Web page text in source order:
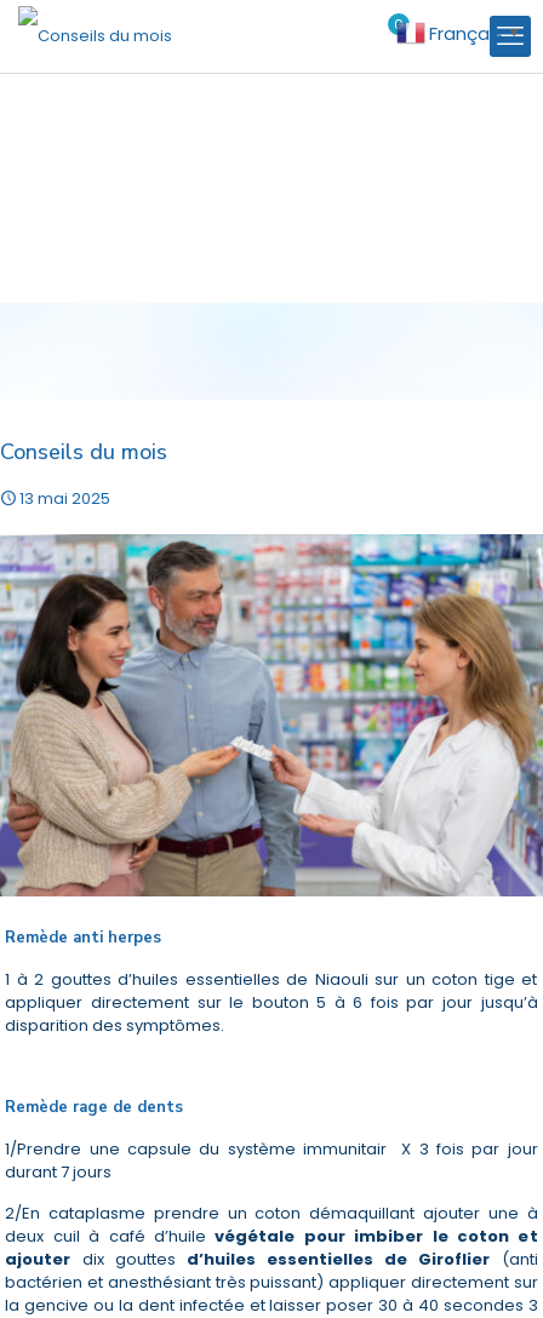
0 €0.00
Conseils du mois
13 mai 2025
Remède anti herpes
1 à 2 gouttes d’huiles essentielles de Niaouli sur un coton tige et
appliquer directement sur le bouton 5 à 6 fois par jour jusqu’à
disparition des symptômes.
Remède rage de dents
1/Prendre une capsule du système immunitair
X 3 fois par jour
durant 7 jours
2/En cataplasme prendre un coton démaquillant ajouter une à
deux cuil à café d’huilevégétale pour imbiber le coton et
ajouter dix gouttes d’huiles essentielles de Giroflier (anti
bactérien et anesthésiant très puissant) appliquer directement sur
la gencive ou la dent infectée et laisser poser 30 à 40 secondes 3
Français ▼